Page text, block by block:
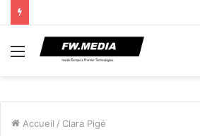
Menu
Accueil / Clara Pigé